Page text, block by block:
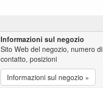
Informazioni sul negozio
Sito Web del negozio, numero di
contatto, posizioni
Informazioni sul negozio »